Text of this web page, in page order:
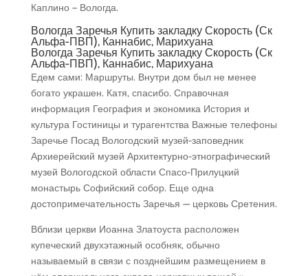
Каплино – Вологда.
Вологда Заречья Купить закладку Скорость (Ск
Альфа-ПВП), Каннабис, Марихуана
Вологда Заречья Купить закладку Скорость (Ск
Альфа-ПВП), Каннабис, Марихуана
Едем сами: Маршруты. Внутри дом был не менее
богато украшен. Катя, спасибо. Справочная
информация География и экономика История и
культура Гостиницы и турагентства Важные телефоны
Заречье Посад Вологодский музей-заповедник
Архиерейский музей Архитектурно-этнографический
музей Вологодской области Спасо-Прилуцкий
монастырь Софийский собор. Еще одна
достопримечательность Заречья — церковь Сретения.
Вблизи церкви Иоанна Златоуста расположен
купеческий двухэтажный особняк, обычно
называемый в связи с позднейшим размещением в